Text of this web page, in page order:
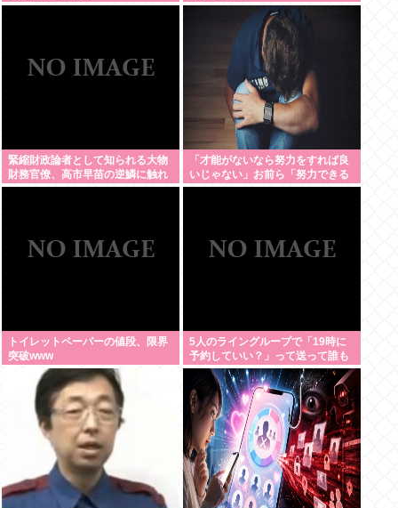
緊縮財政論者として知られる大物
財務官僚、高市早苗の逆鱗に触れ
左遷
「才能がないなら努力をすれば良
いじゃない」お前ら「努力できる
のも才能だよ」←は？
トイレットペーパーの値段、限界
突破www
5人のライングループで「19時に
予約していい？」って送って誰も
返事しないから無視でいいよね？